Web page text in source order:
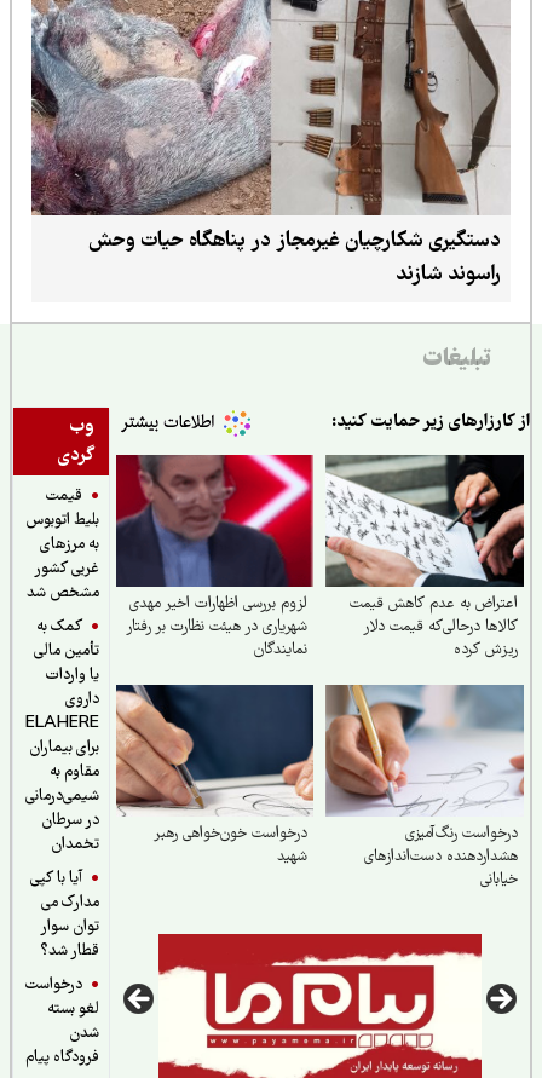
دستگیری شکارچیان غیرمجاز در پناهگاه حیات وحش
راسوند شازند
تبلیغات
وب
گردی
قیمت
بلیط اتوبوس
به مرزهای
غربی کشور
مشخص شد
کمک به
تأمین مالی
یا واردات
داروی
ELAHERE
برای بیماران
مقاوم به
شیمی‌درمانی
در سرطان
تخمدان
آیا با کپی
مدارک می
توان سوار
قطار شد؟
درخواست
لغو بسته
فرودگاه پیام
زیر حمایت کنید:
به عدم کاهش‌ قیمت
درحالی‌که قیمت دلار
کرده
لزوم بررسی اظهارات اخیر مهدی
شهریاری در هیئت نظارت بر رفتار
نمایندگان
رنگ‌آمیزی
دست‌اندازهای
درخواست خون‌خواهی رهبر